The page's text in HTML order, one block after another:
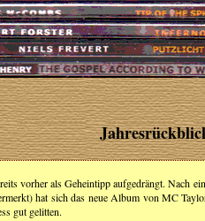
vorher als Geheintipp aufgedrängt.
hat sich das neue Album von MC
gut gelitten.